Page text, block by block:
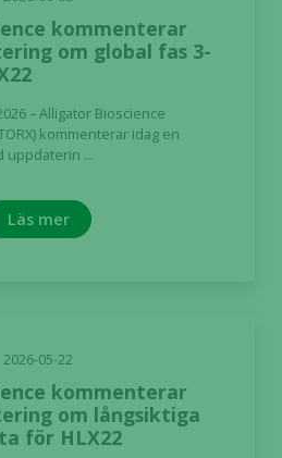
kommenterar
om global fas 3-
– Alligator Bioscience
kommenterar idag en
uppdaterin ...
Läs mer
2026-05-22
kommenterar
om långsiktiga
för HLX22